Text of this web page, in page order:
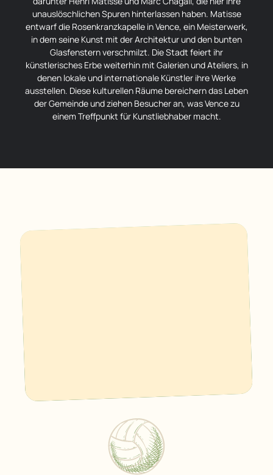
unauslöschlichen Spuren hinterlassen haben. Matisse
entwarf die Rosenkranzkapelle in Vence, ein Meisterwerk,
in dem seine Kunst mit der Architektur und den bunten
Glasfenstern verschmilzt. Die Stadt feiert ihr
künstlerisches Erbe weiterhin mit Galerien und Ateliers, in
denen lokale und internationale Künstler ihre Werke
ausstellen. Diese kulturellen Räume bereichern das Leben
der Gemeinde und ziehen Besucher an, was Vence zu
einem Treffpunkt für Kunstliebhaber macht.